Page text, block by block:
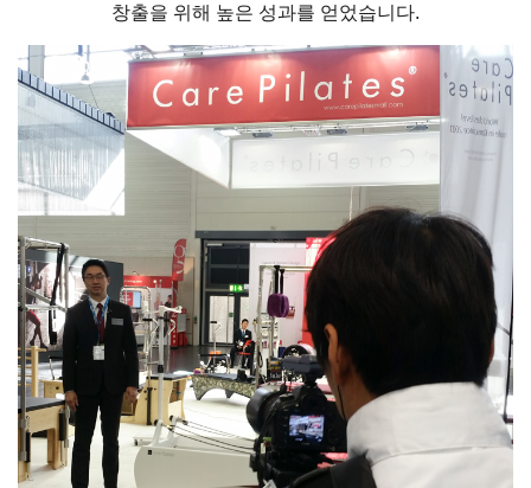
창출을 위해 높은 성과를 얻었습니다.